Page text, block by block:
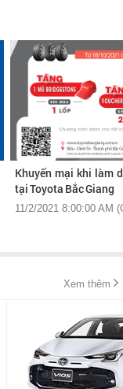
Khuyến mại khi làm
tại Toyota Bắc Giang
11/2/2021 8:00:00 AM
Xem thêm